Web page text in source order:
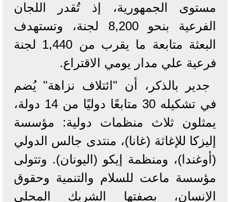
مستوى الجمهورية، إذ تُقدر اللجان
الفرعية بنحو 8,200 لجنة، وتستهدف
البعثة متابعة ما يقرب من 1,440 لجنة
فرعية علي مدار يومي الاقتراع.
جدير بالذكر، أن "ائتلاف نزاهة" يُضم
في تشكيله 30 متابعًا دوليًا من 14 دولة،
يمثلون ثلاث منظمات دولية: مؤسسة
إليزكا للإغاثة (غانا)، منتدى جالس الدولي
(أوغندا)، ومنظمة إيكو (اليونان). وتتولى
مؤسسة ماعت للسلام والتنمية وحقوق
الإنسان، بصفتها الشريك المحلي